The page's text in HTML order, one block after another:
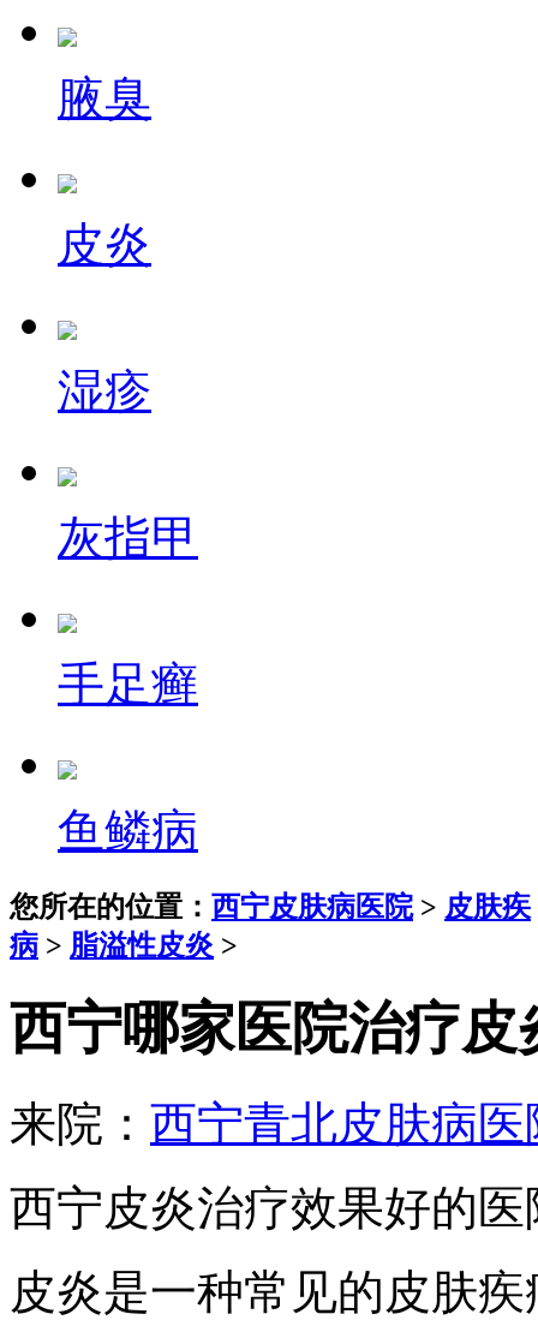
腋臭
皮炎
湿疹
灰指甲
手足癣
鱼鳞病
您所在的位置： 西宁皮肤病医院> 皮肤疾
病 > 脂溢性皮炎 >
西宁哪家医院治疗皮
来院： 西宁青北皮肤病医
西宁皮炎治疗效果好的医
皮炎是一种常见的皮肤